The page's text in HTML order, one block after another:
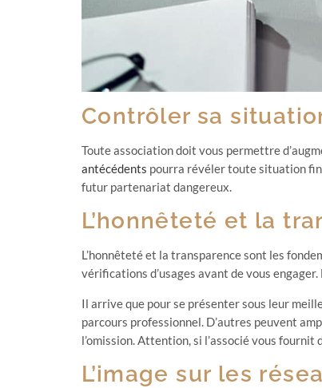
Contrôler sa
Toute association doit vous permettre
antécédents pourra révéler toute situation
futur partenariat dangereux.
L’honnêteté et la
L’honnêteté et la transparence sont les
vérifications d’usages avant de vous
Il arrive que pour se présenter sous leur
parcours professionnel. D’autres peuvent
l’omission. Attention, si l’associé vous
L’image sur les